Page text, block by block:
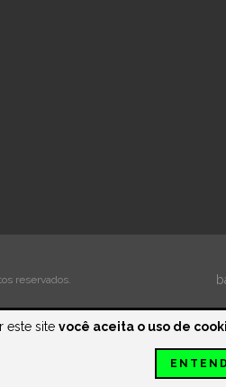
este site você aceita o uso de
reservados.